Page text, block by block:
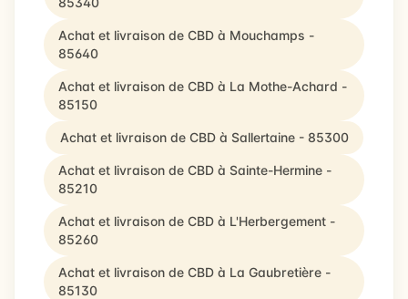
Achat et livraison de CBD à Mouchamps -
85640
Achat et livraison de CBD à La Mothe-Achard -
85150
Achat et livraison de CBD à Sallertaine - 85300
Achat et livraison de CBD à Sainte-Hermine -
85210
Achat et livraison de CBD à L'Herbergement -
85260
Achat et livraison de CBD à La Gaubretière -
85130